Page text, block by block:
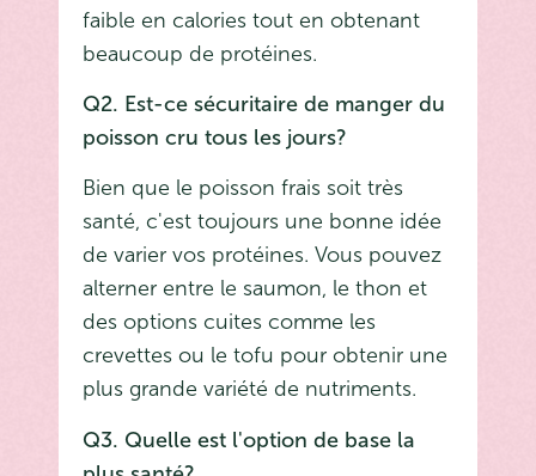
faible en calories tout en obtenant
beaucoup de protéines.
Q2. Est-ce sécuritaire de manger du
poisson cru tous les jours?
Bien que le poisson frais soit très
santé, c'est toujours une bonne idée
de varier vos protéines. Vous pouvez
alterner entre le saumon, le thon et
des options cuites comme les
crevettes ou le tofu pour obtenir une
plus grande variété de nutriments.
Q3. Quelle est l'option de base la